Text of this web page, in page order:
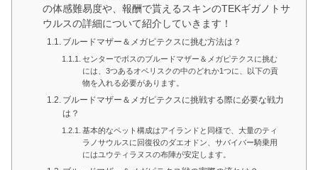
の体感難易度や、報酬で貰えるスキンのTEKギガノトサ
ウルスの詳細について紹介していきます！
ブルードマザー＆メガピテクスに挑む方法は？
センターでボスのブルードマザー＆メガピテクスに挑む
には、3つあるオベリスクの中のどれか1つに、以下の貢
物を入れる必要があります。
ブルードマザー＆メガピテクスに挑戦する際に必要な戦力
は？
基本的なペット構成はアイランドと同様で、大量のティ
ラノサウルスに回復役のダエオドン、サバイバー騎乗用
にはユウティラヌスの布陣が安定します。